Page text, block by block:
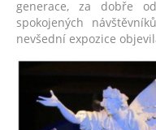
generace, za dobře
spokojených
nevšední expozice